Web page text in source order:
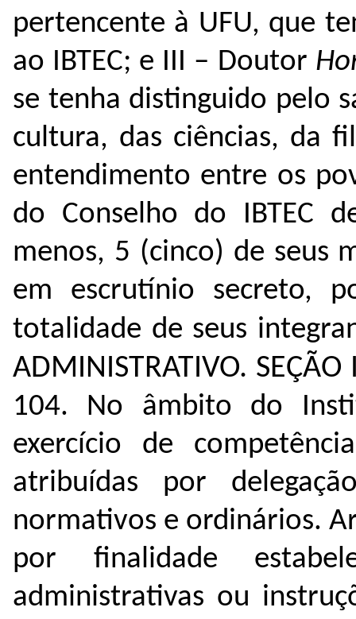
pertencente à UFU, que
ao IBTEC; e III – Doutor
se tenha distinguido pelo
cultura, das ciências, da
entendimento entre os
do Conselho do IBTEC
menos, 5 (cinco) de seus
em escrutínio secreto,
totalidade de seus
ADMINISTRATIVO.
104. No âmbito do
exercício de
atribuídas por
normativos e ordinários.
por finalidade
administrativas ou